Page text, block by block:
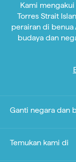
Kami
Torres Strait
perairan di benua
budaya dan
Ganti negara dan
Temukan kami di